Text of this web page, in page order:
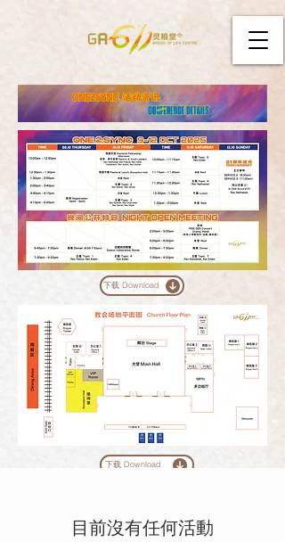
下载 Download
下载 Download
目前沒有任何活動